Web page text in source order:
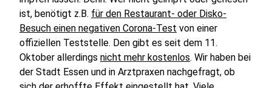
ist, benötigt z.B. für den Restaurant- oder Disko-
Besuch einen negativen Corona-Test von einer
offiziellen Teststelle. Den gibt es seit dem 11.
Oktober allerdings nicht mehr kostenlos. Wir haben bei
der Stadt Essen und in Arztpraxen nachgefragt, ob